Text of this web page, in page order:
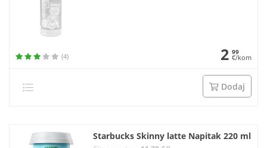
(4) 2 99
€/kom
Dodaj
Starbucks Skinny latte Napitak 220 ml